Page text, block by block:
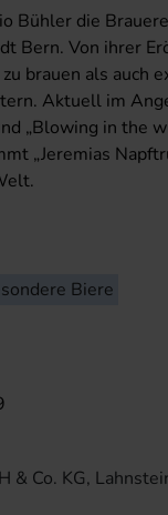
Bühler die
Bern. Von ihrer
brauen als auch
Aktuell im
„Blowing in the
„Jeremias
Biere
& Co. KG,